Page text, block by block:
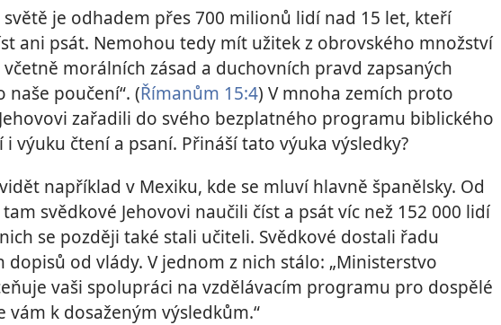
světě je odhadem přes 700 milionů lidí nad 15 let, kteří
ani psát. Nemohou tedy mít užitek z obrovského množství
morálních zásad a duchovních pravd zapsaných
naše poučení“. (Římanům 15:4) V mnoha zemích proto
zařadili do svého bezplatného programu biblického
i výuku čtení a psaní. Přináší tato výuka výsledky?
například v Mexiku, kde se mluví hlavně španělsky. Od
svědkové Jehovovi naučili číst a psát víc než 152 000 lidí
se později také stali učiteli. Svědkové dostali řadu
dopisů od vlády. V jednom z nich stálo: „Ministerstvo
vaši spolupráci na vzdělávacím programu pro dospělé
vám k dosaženým výsledkům.“